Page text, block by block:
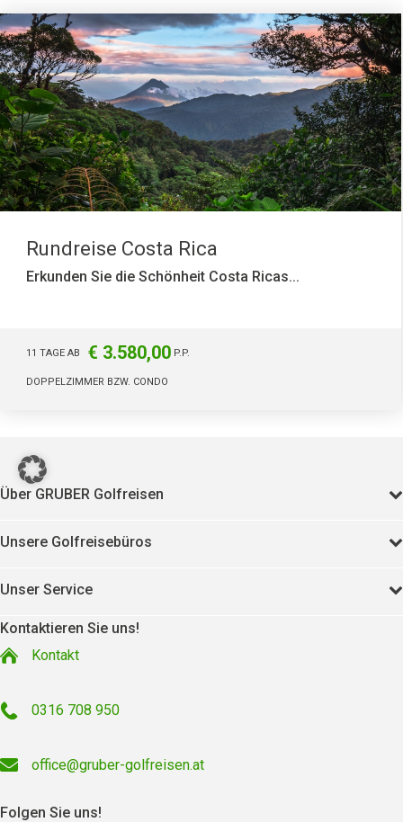
Rundreise Costa Rica
Erkunden Sie die Schönheit Costa Ricas...
11 TAGE AB € 3.580,00P.P.
DOPPELZIMMER BZW. CONDO
Über GRUBER Golfreisen
Unsere Golfreisebüros
Unser Service
Kontaktieren Sie uns!
Kontakt
0316 708 950
office@gruber-golfreisen.at
Folgen Sie uns!